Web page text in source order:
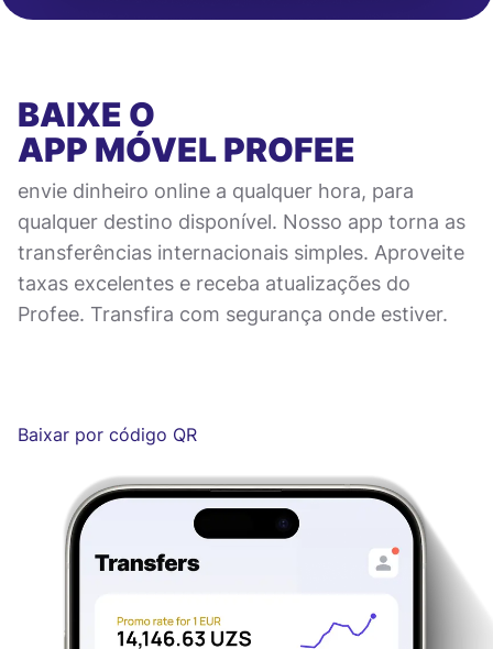
BAIXE O
APP MÓVELPROFEE
envie dinheiro online a qualquer hora, para
qualquer destino disponível. Nosso app torna as
transferências internacionais simples. Aproveite
taxas excelentes e receba atualizações do
Profee. Transfira com segurança onde estiver.
Baixar por código QR